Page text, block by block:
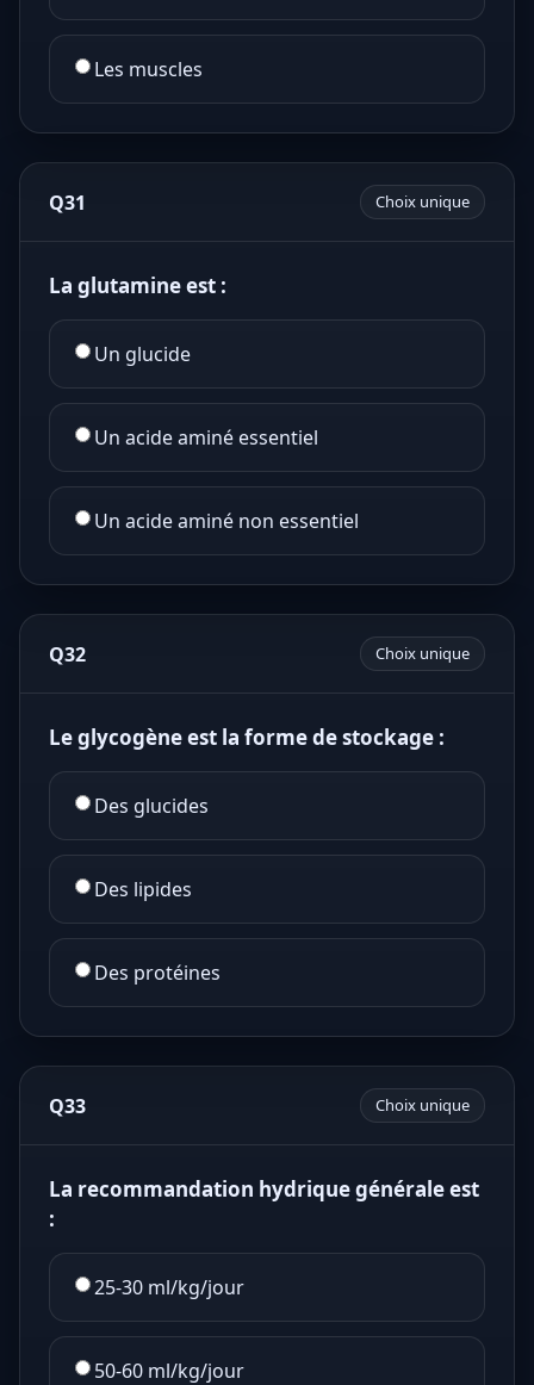
Les muscles
Q31 Choix unique
La glutamine est :
Un glucide
Un acide aminé essentiel
Un acide aminé non essentiel
Q32 Choix unique
Le glycogène est la forme de stockage :
Des glucides
Des lipides
Des protéines
Q33 Choix unique
La recommandation hydrique générale est
:
25-30 ml/kg/jour
50-60 ml/kg/jour